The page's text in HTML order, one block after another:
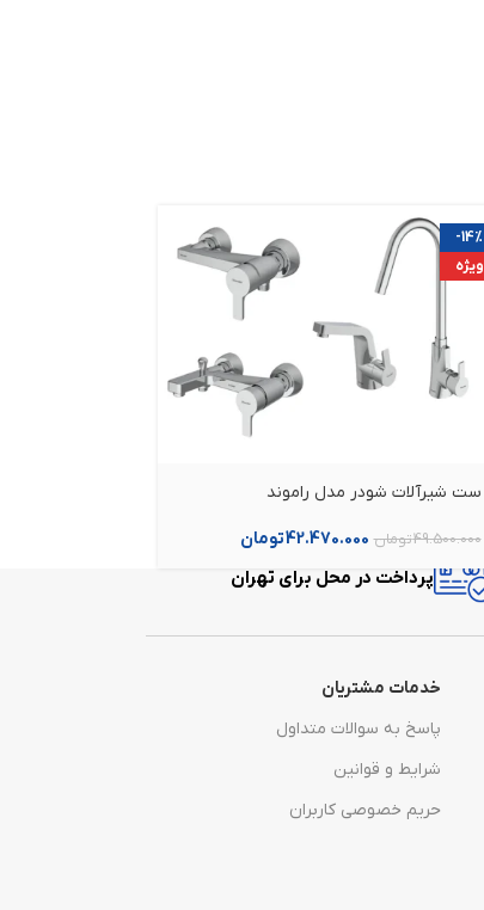
-14%
ویژه
ست شیرآلات شودر مدل راموند
49.500.000تومان 42.470.000تومان
پرداخت در محل برای تهران
خدمات مشتریان
پاسخ به سوالات متداول
شرایط و قوانین
حریم خصوصی کاربران